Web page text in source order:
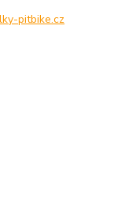
pitbike.cz